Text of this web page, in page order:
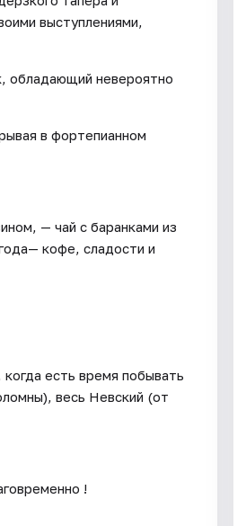
выступлениями,
обладающий невероятно
в фортепианном
— чай с баранками из
кофе, сладости и
есть время побывать
весь Невский (от
!